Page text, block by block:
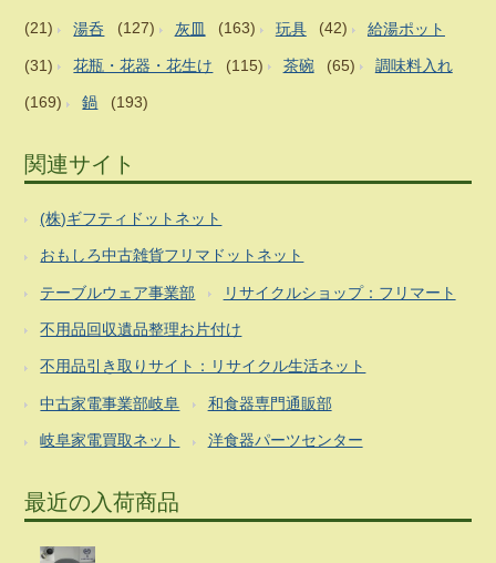
(21) 湯呑 (127) 灰皿 (163) 玩具 (42) 給湯ポット
(31) 花瓶・花器・花生け (115) 茶碗 (65) 調味料入れ
(169) 鍋 (193)
関連サイト
(株)ギフティドットネット
おもしろ中古雑貨フリマドットネット
テーブルウェア事業部 リサイクルショップ：フリマート
不用品回収遺品整理お片付け
不用品引き取りサイト：リサイクル生活ネット
中古家電事業部岐阜 和食器専門通販部
岐阜家電買取ネット 洋食器パーツセンター
最近の入荷商品